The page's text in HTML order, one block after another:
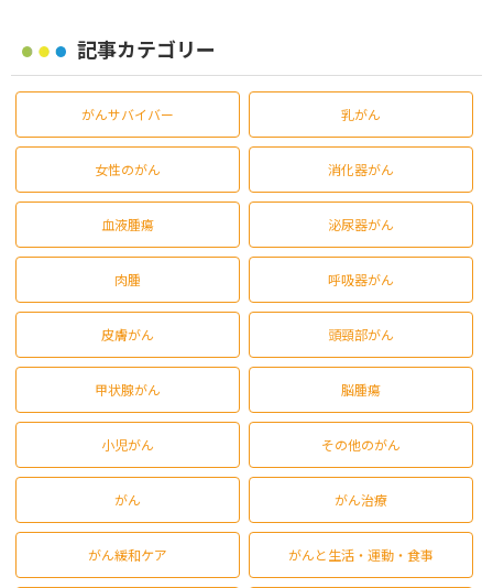
記事カテゴリー
がんサバイバー 乳がん
女性のがん 消化器がん
血液腫瘍 泌尿器がん
肉腫 呼吸器がん
皮膚がん 頭頸部がん
甲状腺がん 脳腫瘍
小児がん その他のがん
がん がん治療
がん緩和ケア がんと生活・運動・食事